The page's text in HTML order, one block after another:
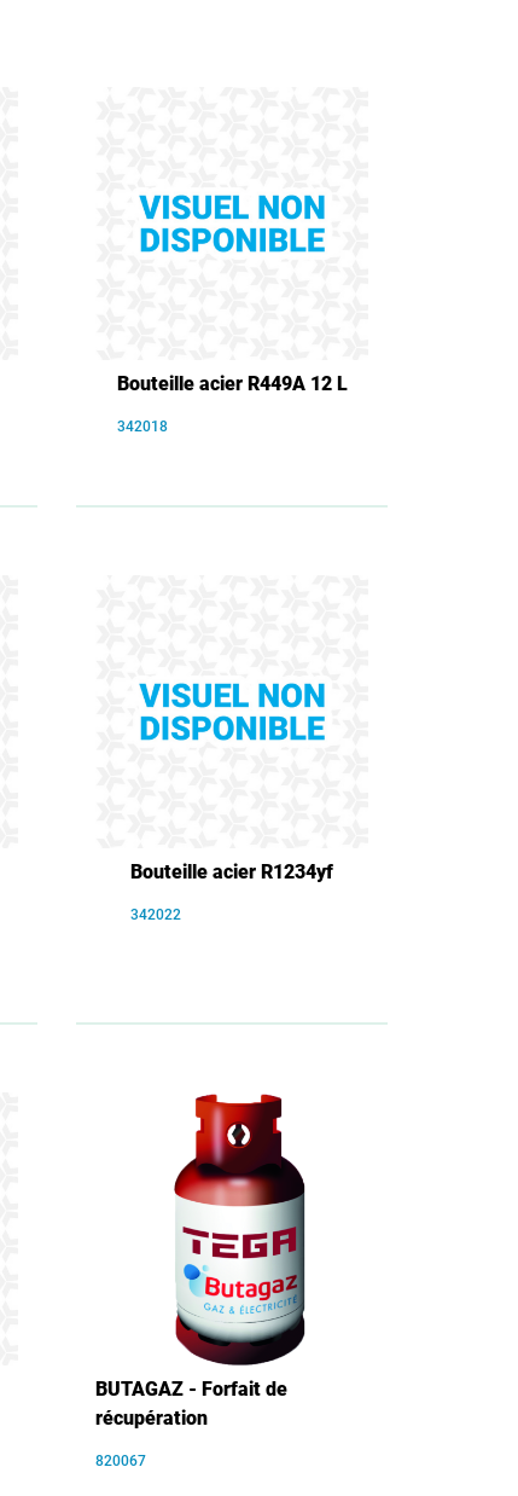
Bouteille acier R449A 12 L
342018
Bouteille acier R1234yf
342022
BUTAGAZ - Forfait de
récupération
820067